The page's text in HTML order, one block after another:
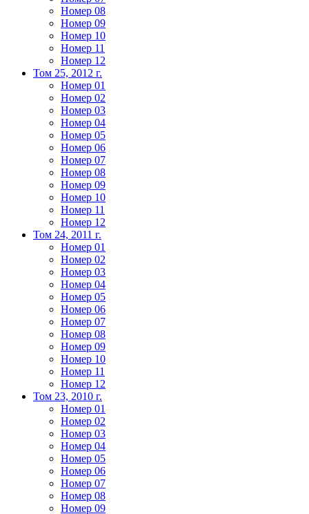
Номер 08
Номер 09
Номер 10
Номер 11
Номер 12
Том 25, 2012 г.
Номер 01
Номер 02
Номер 03
Номер 04
Номер 05
Номер 06
Номер 07
Номер 08
Номер 09
Номер 10
Номер 11
Номер 12
Том 24, 2011 г.
Номер 01
Номер 02
Номер 03
Номер 04
Номер 05
Номер 06
Номер 07
Номер 08
Номер 09
Номер 10
Номер 11
Номер 12
Том 23, 2010 г.
Номер 01
Номер 02
Номер 03
Номер 04
Номер 05
Номер 06
Номер 07
Номер 08
Номер 09